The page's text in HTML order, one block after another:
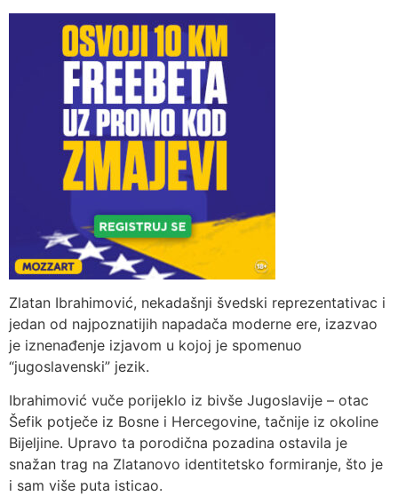
Zlatan Ibrahimović, nekadašnji švedski reprezentativac i
jedan od najpoznatijih napadača moderne ere, izazvao
je iznenađenje izjavom u kojoj je spomenuo
“jugoslavenski” jezik.
Ibrahimović vuče porijeklo iz bivše Jugoslavije – otac
Šefik potječe iz Bosne i Hercegovine, tačnije iz okoline
Bijeljine. Upravo ta porodična pozadina ostavila je
snažan trag na Zlatanovo identitetsko formiranje, što je
i sam više puta isticao.